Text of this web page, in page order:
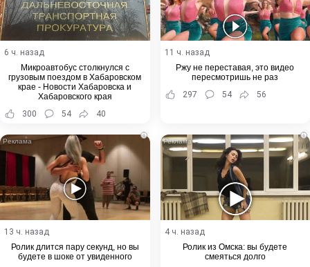
6 ч. назад
Микроавтобус столкнулся с
грузовым поездом в Хабаровском
крае - Новости Хабаровска и
Хабаровского края
300
54 40
11 ч. назад
Ржу не переставая, это видео
пересмотришь не раз
297
54 56
i
13 ч. назад
Ролик длится пару секунд, но вы
будете в шоке от увиденного
i
4 ч. назад
Ролик из Омска: вы будете
смеяться долго